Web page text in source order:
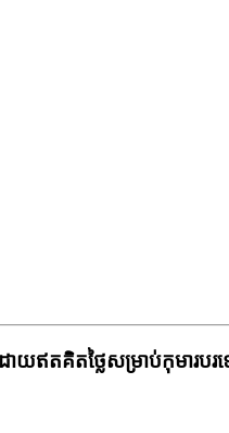
ដោយឥតគិតថ្លៃសម្រាប់កុមារ